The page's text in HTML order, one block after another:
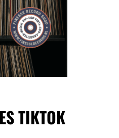
TIKTOK